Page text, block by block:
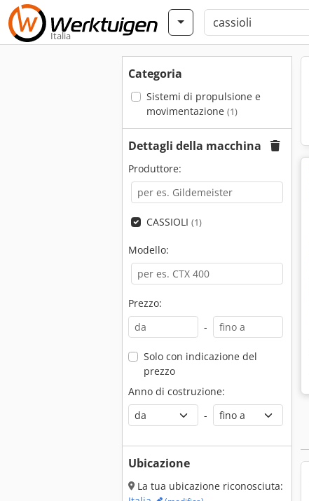
Italia
Categoria
Sistemi di propulsione e
movimentazione (1)
Dettagli della macchina
Produttore:
CASSIOLI (1)
Modello:
Prezzo:
-
Solo con indicazione del
prezzo
Anno di costruzione:
-
Ubicazione
La tua ubicazione riconosciuta: